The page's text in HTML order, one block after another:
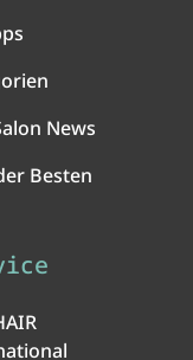
News
Besten